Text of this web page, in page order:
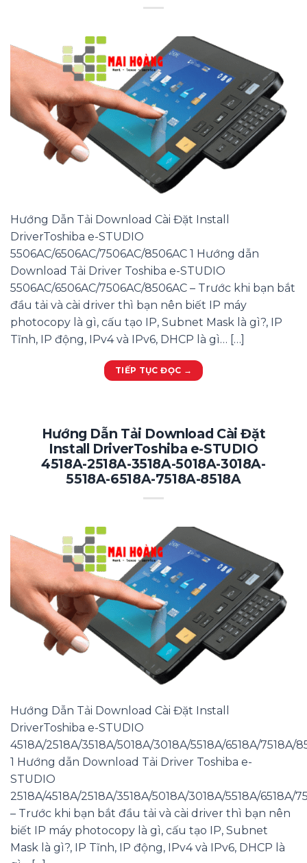
Hướng Dẫn Tải Download Cài Đặt Install
DriverToshiba e-STUDIO
5506AC/6506AC/7506AC/8506AC 1 Hướng dẫn
Download Tải Driver Toshiba e-STUDIO
5506AC/6506AC/7506AC/8506AC – Trước khi bạn bắt
đầu tải và cài driver thì bạn nên biết IP máy
photocopy là gì, cấu tạo IP, Subnet Mask là gì?, IP
Tĩnh, IP động, IPv4 và IPv6, DHCP là gì… […]
TIẾP TỤC ĐỌC →
Hướng Dẫn Tải Download Cài Đặt
Install DriverToshiba e-STUDIO
4518A-2518A-3518A-5018A-3018A-
5518A-6518A-7518A-8518A
Hướng Dẫn Tải Download Cài Đặt Install
DriverToshiba e-STUDIO
4518A/2518A/3518A/5018A/3018A/5518A/6518A/7518A/
1 Hướng dẫn Download Tải Driver Toshiba e-
STUDIO
2518A/4518A/2518A/3518A/5018A/3018A/5518A/6518A/
– Trước khi bạn bắt đầu tải và cài driver thì bạn nên
biết IP máy photocopy là gì, cấu tạo IP, Subnet
Mask là gì?, IP Tĩnh, IP động, IPv4 và IPv6, DHCP là